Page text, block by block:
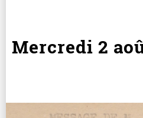
Mercredi 2